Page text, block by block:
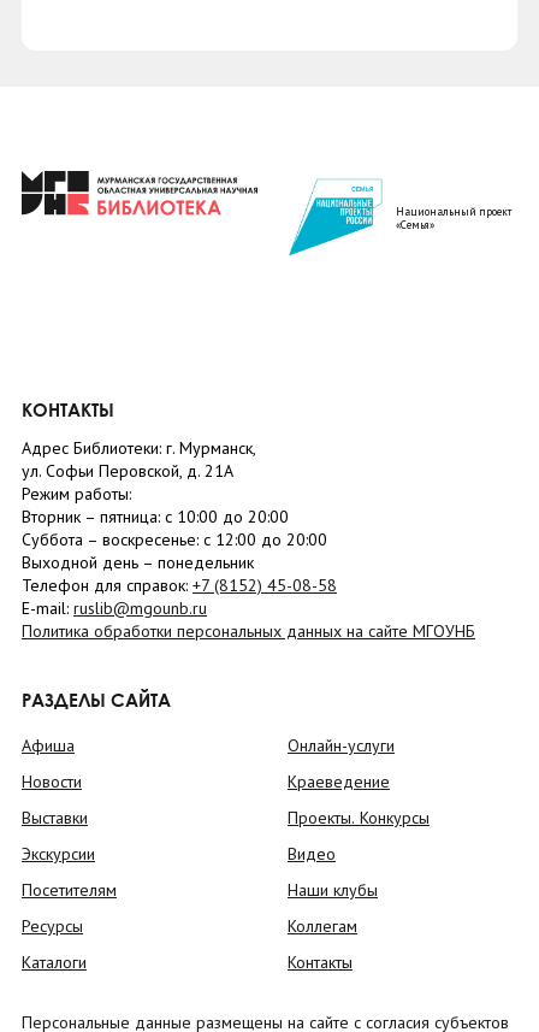
Национальный проект
«Семья»
КОНТАКТЫ
Адрес Библиотеки: г. Мурманск,
ул. Софьи Перовской, д. 21А
Режим работы:
Вторник – пятница: с 10:00 до 20:00
Суббота – воскресенье: c 12:00 до 20:00
Выходной день – понедельник
Телефон для справок: +7 (8152) 45-08-58
E-mail: ruslib@mgounb.ru
Политика обработки персональных данных на сайте МГОУНБ
РАЗДЕЛЫ САЙТА
Афиша
Новости
Выставки
Экскурсии
Посетителям
Ресурсы
Каталоги
Онлайн-услуги
Краеведение
Проекты. Конкурсы
Видео
Наши клубы
Коллегам
Контакты
Персональные данные размещены на сайте с согласия субъектов